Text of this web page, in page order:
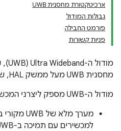
ארכיטקטורת מחסנית UWB
גבולות המודול
פורמט החבילה
פניות קשורות
מחסנית UWB מעל ממשק HAL, שמבוססת על מפרט FiRa.
מודול ה-UWB מספק ליצרני המכשירים את היתרונות הבאים:
למכשירים עם תמיכה ב-UWB